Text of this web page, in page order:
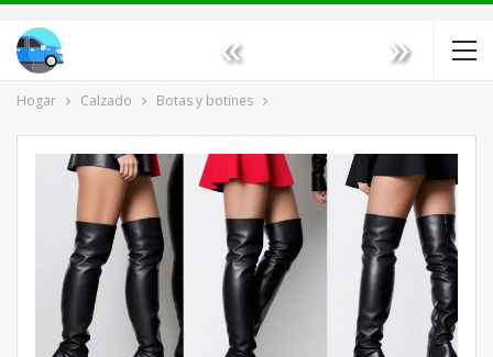
« »
Hogar Calzado Botas y botines